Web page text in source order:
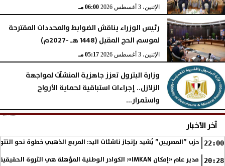
الإثنين، 3 أغسطس 2026 06:00 مـ
رئيس الوزراء يناقش الضوابط والمحددات المقترحة
لموسم الحج المقبل (1448 هـ -2027م)
الإثنين، 3 أغسطس 2026 05:17 مـ
وزارة البترول تعزز جاهزية المنشآت لمواجهة
الزلازل.. إجراءات استباقية لحماية الأرواح
واستمرار...
الإثنين، 3 أغسطس 2026 05:16 مـ
آخر الأخبار
22:00 حزب ”المصريين” يُشيد بإنجاز ناشئات اليد: المربع الذهبي خطوة نحو
20:28 مدير عام «إمكان IMKAN»: الكوادر الوطنية المؤهلة هي الثروة الحقيقية لمستقبل التنمية في مصر